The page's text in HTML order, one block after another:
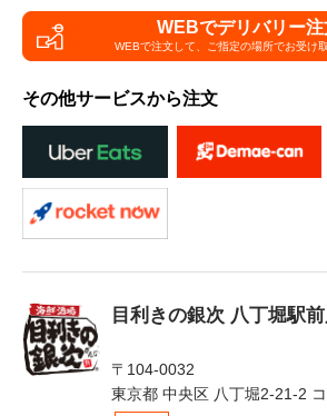
WEBでデリバリー注
WEBで注文して、 ご指定の場所でお受け
その他サービスから注文
目利きの銀次 八丁堀駅
〒104-0032
東京都 中央区 八丁堀2-21-2